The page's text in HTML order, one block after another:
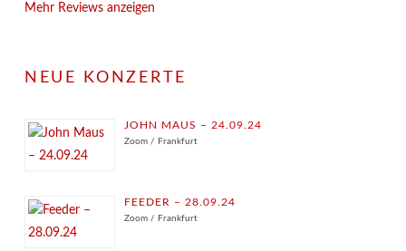
Mehr Reviews anzeigen
NEUE KONZERTE
JOHN MAUS – 24.09.24
Zoom / Frankfurt
FEEDER – 28.09.24
Zoom / Frankfurt